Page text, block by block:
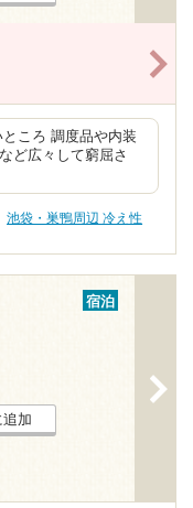
ころ 調度品や内装
ど広々して窮屈さ
池袋・巣鴨周辺 冷え性
宿泊
加